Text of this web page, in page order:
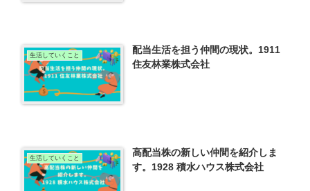
生活していくこと
配当生活を担う仲間の現状。1911
住友林業株式会社
生活していくこと
高配当株の新しい仲間を紹介しま
す。1928 積水ハウス株式会社